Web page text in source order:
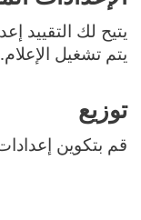
يتيح لك التقييد
يتم تشغيل
توزيع
قم بتكوين